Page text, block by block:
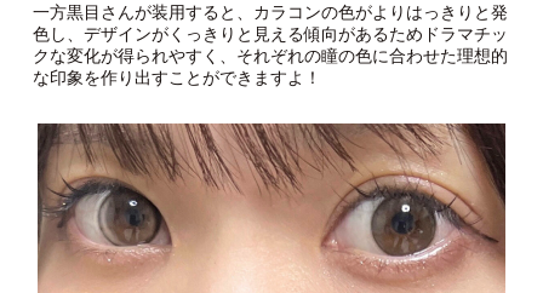
一方黒目さんが装用すると、カラコンの色がよりはっきりと発
色し、デザインがくっきりと見える傾向があるためドラマチッ
クな変化が得られやすく、それぞれの瞳の色に合わせた理想的
な印象を作り出すことができますよ！